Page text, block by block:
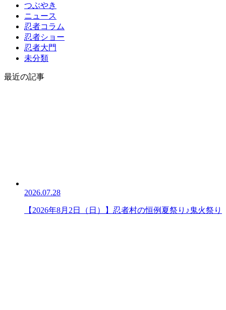
つぶやき
ニュース
忍者コラム
忍者ショー
忍者大門
未分類
最近の記事
2026.07.28
【2026年8月2日（日）】忍者村の恒例夏祭り♪鬼火祭り